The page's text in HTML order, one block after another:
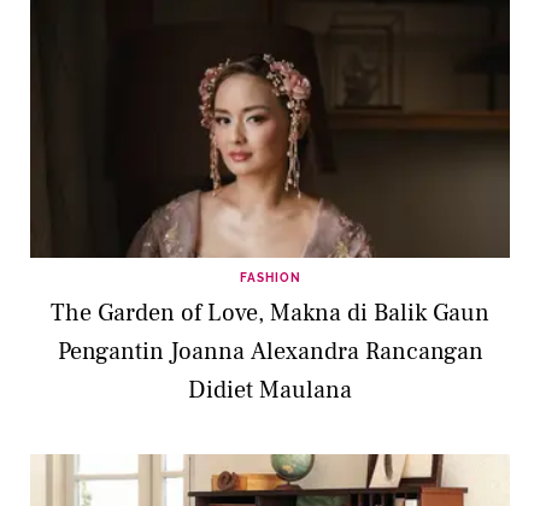
FASHION
The Garden of Love, Makna di Balik Gaun
Pengantin Joanna Alexandra Rancangan
Didiet Maulana